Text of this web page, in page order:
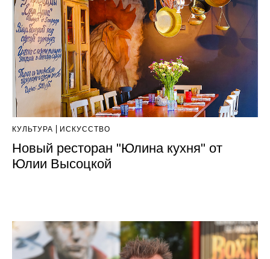
КУЛЬТУРА ИСКУССТВО
Новый ресторан "Юлина кухня" от
Юлии Высоцкой